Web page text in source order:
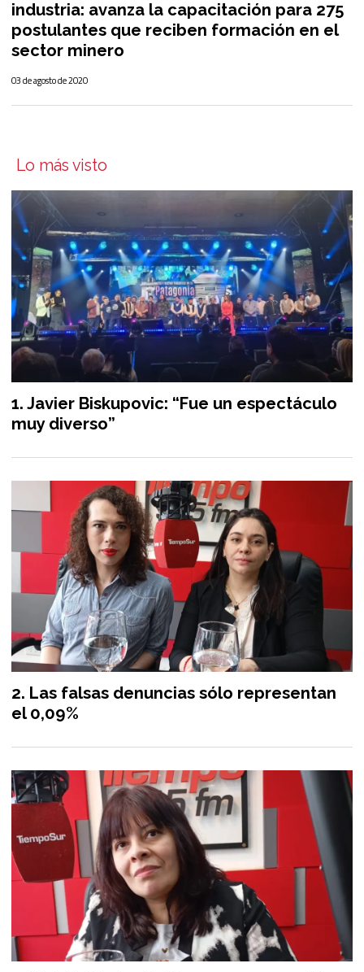
industria: avanza la capacitación para 275
postulantes que reciben formación en el
sector minero
03 de agosto de 2020
Lo más visto
Javier Biskupovic: “Fue un espectáculo
muy diverso”
Las falsas denuncias sólo representan
el 0,09%